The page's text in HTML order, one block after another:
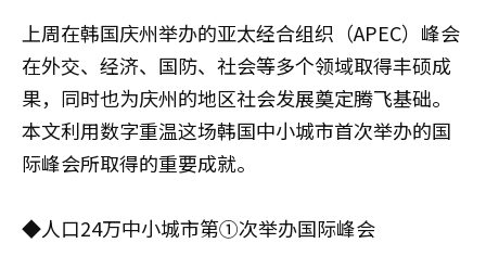
上周在韩国庆州举办的亚太经合组织（APEC）峰会
在外交、经济、国防、社会等多个领域取得丰硕成
果，同时也为庆州的地区社会发展奠定腾飞基础。
本文利用数字重温这场韩国中小城市首次举办的国
际峰会所取得的重要成就。
◆人口24万中小城市第①次举办国际峰会